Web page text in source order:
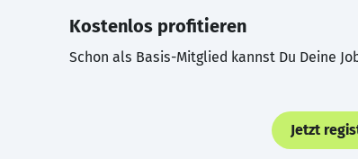
Kostenlos profitieren
Schon als Basis-Mitglied kannst Du Deine
Jetzt